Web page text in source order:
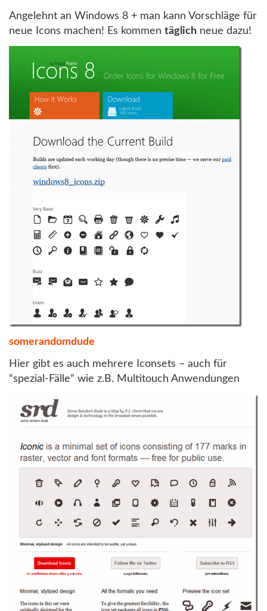
Angelehnt an Windows 8 + man kann Vorschläge für
neue Icons machen! Es kommen täglich neue dazu!
somerandomdude
Hier gibt es auch mehrere Iconsets – auch für
“spezial-Fälle” wie z.B. Multitouch Anwendungen